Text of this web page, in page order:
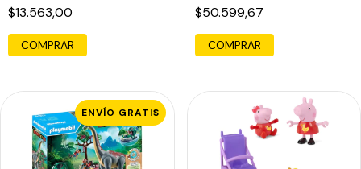
$13.563,00
COMPRAR
$50.599,67
ENVÍO GRATIS